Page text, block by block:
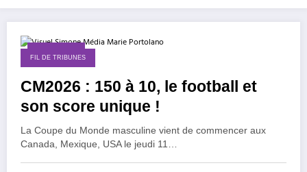
14 juin 2026
FIL DE TRIBUNES
CM2026 : 150 à 10, le football et
son score unique !
La Coupe du Monde masculine vient de commencer aux
Canada, Mexique, USA le jeudi 11…